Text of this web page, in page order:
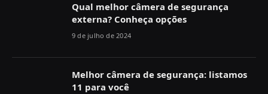
Qual melhor câmera de segurança
externa? Conheça opções
9 de julho de 2024
Melhor câmera de segurança: listamos
11 para você